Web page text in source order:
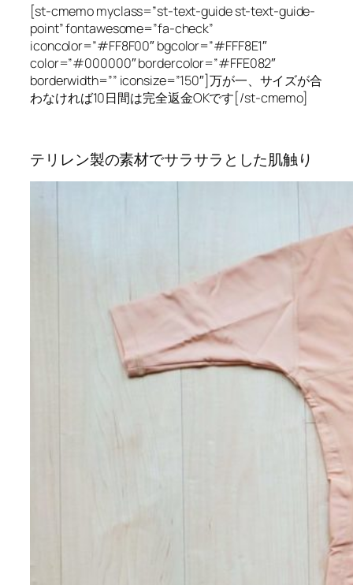
[st-cmemo myclass=”st-text-guide st-text-guide-
point” fontawesome=”fa-check”
iconcolor=”#FF8F00″ bgcolor=”#FFF8E1″
color=”#000000″ bordercolor=”#FFE082″
borderwidth=”” iconsize=”150″]万が一、サイズが合
わなければ10日間は完全返金OKです[/st-cmemo]
テリレン製の素材でサラサラとした肌触り